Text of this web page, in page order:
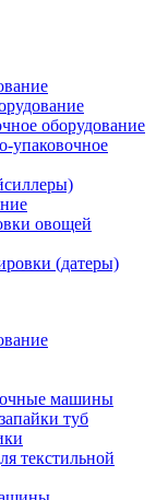
оборудование
упаковочное
овощей
(датеры)
машины
туб
текстильной